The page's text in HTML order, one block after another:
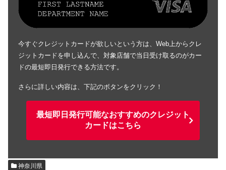
今すぐクレジットカードが欲しいという方は、Web上からクレ
ジットカードを申し込んで、対象店舗で当日受け取るのがカー
ドの最短即日発行できる方法です。
さらに詳しい内容は、下記のボタンをクリック！
最短即日発行可能なおすすめのクレジット
カードはこちら
神奈川県